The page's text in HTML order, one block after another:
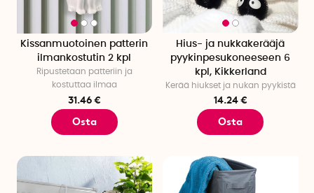
Kissanmuotoinen patterin
ilmankostutin 2 kpl
Ripustetaan patteriin ja
kostuttaa ilmaa
31.46 €
Osta
Hius- ja nukkakerääjä
pyykinpesukoneeseen 6
kpl, Kikkerland
Kerää hiukset ja nukan pyykistä
14.24 €
Osta